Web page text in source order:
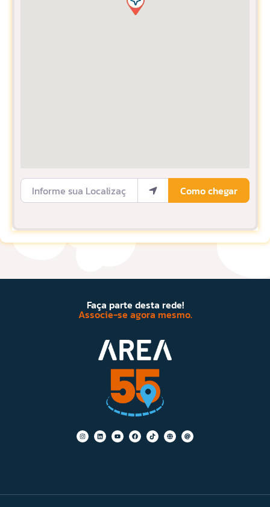
Informe sua Localização
Como chegar
Faça parte desta rede!
Associe-se agora mesmo.